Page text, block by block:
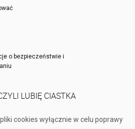
o bezpieczeństwie i
LUBIĘ CIASTKA
cookies wyłącznie w celu poprawy